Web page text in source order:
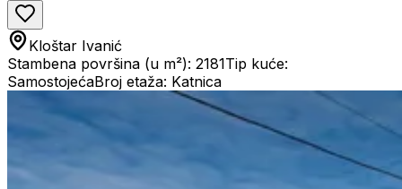
Kloštar Ivanić
Stambena površina (u m²): 2181Tip kuće:
SamostojećaBroj etaža: Katnica